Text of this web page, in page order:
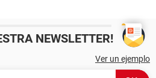
NEWSLETTER!
Ver un ejemplo